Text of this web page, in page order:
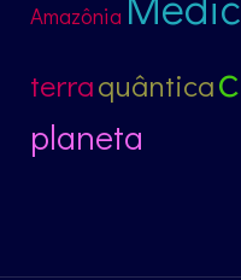
Amazônia
terraquântica
planeta